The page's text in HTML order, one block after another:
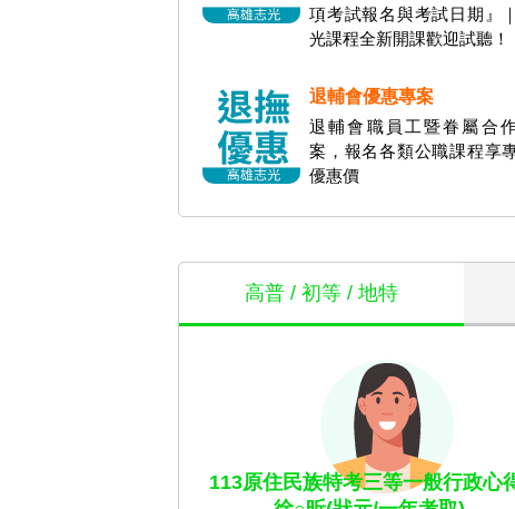
項考試報名與考試日期』
光課程全新開課歡迎試聽！
退輔會優惠專案
退輔會職員工暨眷屬合
案，報名各類公職課程享
優惠價
高普 / 初等 / 地特
113原住民族特考三等一般行政心